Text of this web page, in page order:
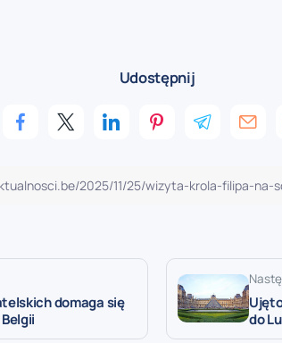
Udostępnij
domaga się
do